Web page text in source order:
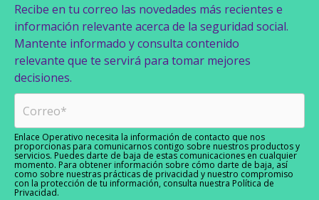
Recibe en tu correo las novedades más recientes e
información relevante acerca de la seguridad social.
Mantente informado y consulta contenido
relevante que te servirá para tomar mejores
decisiones.
Enlace Operativo necesita la información de contacto que nos
proporcionas para comunicarnos contigo sobre nuestros productos y
servicios. Puedes darte de baja de estas comunicaciones en cualquier
momento. Para obtener información sobre cómo darte de baja, así
como sobre nuestras prácticas de privacidad y nuestro compromiso
con la protección de tu información, consulta nuestra Política de
Privacidad.